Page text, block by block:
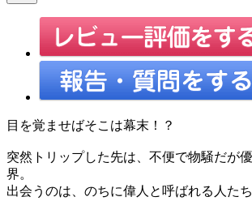
目を覚ませばそこは幕末！？
突然トリップした先は、不便で物騒だが
界。
出会うのは、のちに偉人と呼ばれる人たち